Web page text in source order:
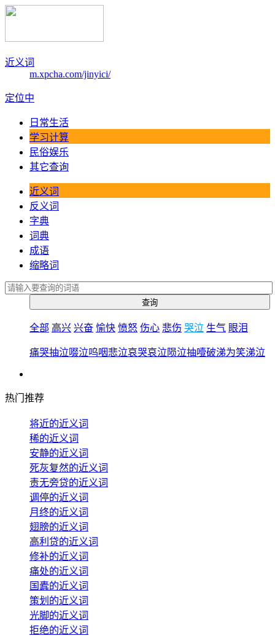
近义词
m.xpcha.com/jinyici/
定位中
日常生活
学习计算
民俗娱乐
其它查询
近义词
反义词
字典
词典
成语
缩略词
全部 高兴 兴奋 愉快 愤怒 伤心 悲伤 哭泣 生气 眼泪
痛哭抽泣啜泣呜咽悲泣哀哭哀泣 陨泣抽噎破涕为笑涕泣
热门推荐
将近的近义词
稀的近义词
安静的近义词
死灰复然的近义词
责无旁贷的近义词
调停的近义词
月终的近义词
翅膀的近义词
高利贷的近义词
修补的近义词
痛处的近义词
国蠹的近义词
策划的近义词
光脚的近义词
拒绝的近义词